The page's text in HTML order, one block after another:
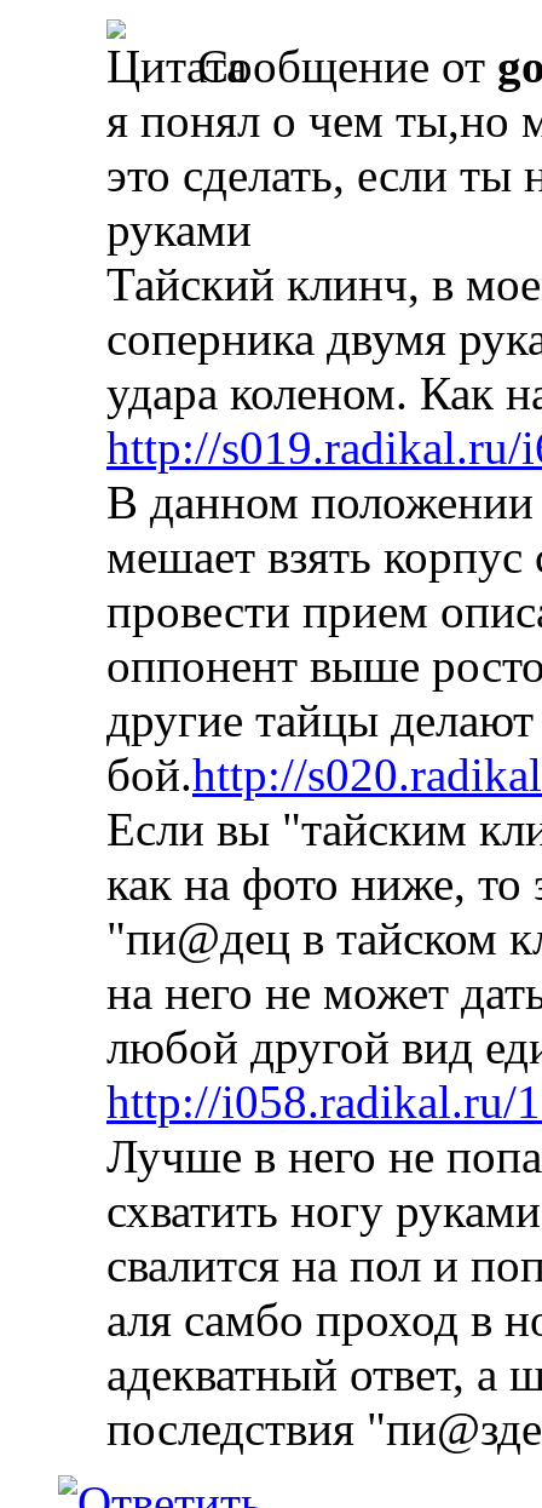
Сообщение от
я понял о чем ты,но
это сделать, если
руками
Тайский клинч, в
соперника двумя
удара коленом. Как
http://s019.radikal.ru/
В данном положении
мешает взять
провести прием
оппонент выше
другие тайцы делают
бой.http://
Если вы "тайским
как на фото ниже,
"пи@дец в тайском
на него не может
любой другой вид
http://i058.radikal.ru/
Лучше в него не
схватить ногу
свалится на пол и
аля самбо проход в
адекватный ответ, а
последствия